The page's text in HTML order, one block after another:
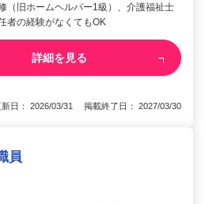
（旧ホームヘルパー1級）、介護福祉士
者の経験がなくてもOK
詳細を見る
新日： 2026/03/31 掲載終了日： 2027/03/30
員